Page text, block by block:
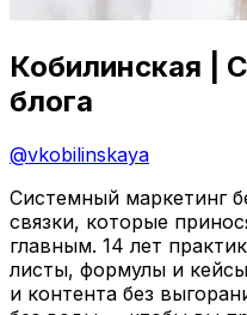
Кобилинская |
блога
@vkobilinskaya
Системный маркетинг
связки, которые
главным. 14 лет
листы, формулы и
и контента без